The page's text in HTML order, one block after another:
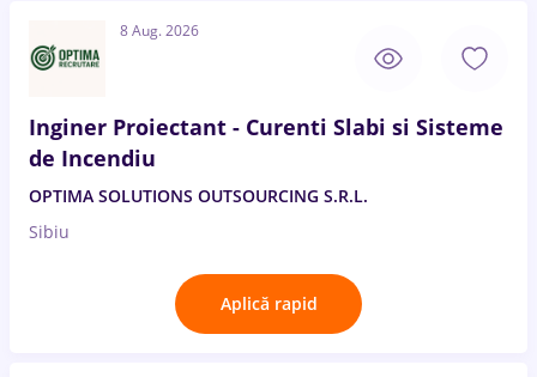
8 Aug. 2026
Inginer Proiectant - Curenti Slabi si Sisteme
de Incendiu
OPTIMA SOLUTIONS OUTSOURCING S.R.L.
Sibiu
Aplică rapid